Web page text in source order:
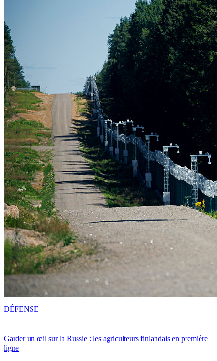
Garder un œil sur la Russie : les agriculteurs finlandais en première
ligne
DÉFENSE